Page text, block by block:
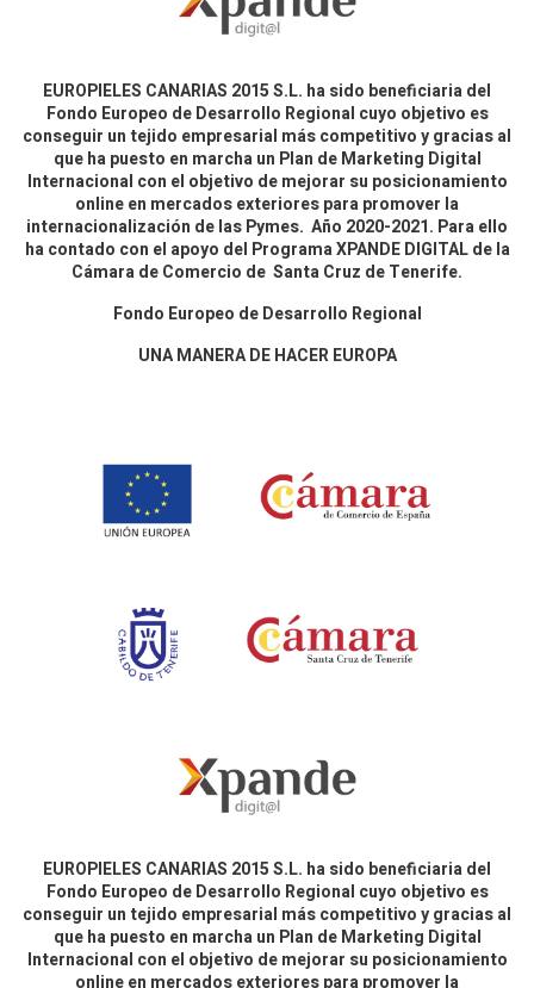
EUROPIELES CANARIAS 2015 S.L. ha sido beneficiaria del
Fondo Europeo de Desarrollo Regional cuyo objetivo es
conseguir un tejido empresarial más competitivo y gracias al
que ha puesto en marcha un Plan de Marketing Digital
Internacional con el objetivo de mejorar su posicionamiento
online en mercados exteriores para promover la
internacionalización de las Pymes. Año 2020-2021. Para ello
ha contado con el apoyo del Programa XPANDE DIGITAL de la
Cámara de Comercio de Santa Cruz de Tenerife.
Fondo Europeo de Desarrollo Regional
UNA MANERA DE HACER EUROPA
EUROPIELES CANARIAS 2015 S.L. ha sido beneficiaria del
Fondo Europeo de Desarrollo Regional cuyo objetivo es
conseguir un tejido empresarial más competitivo y gracias al
que ha puesto en marcha un Plan de Marketing Digital
Internacional con el objetivo de mejorar su posicionamiento
online en mercados exteriores para promover la